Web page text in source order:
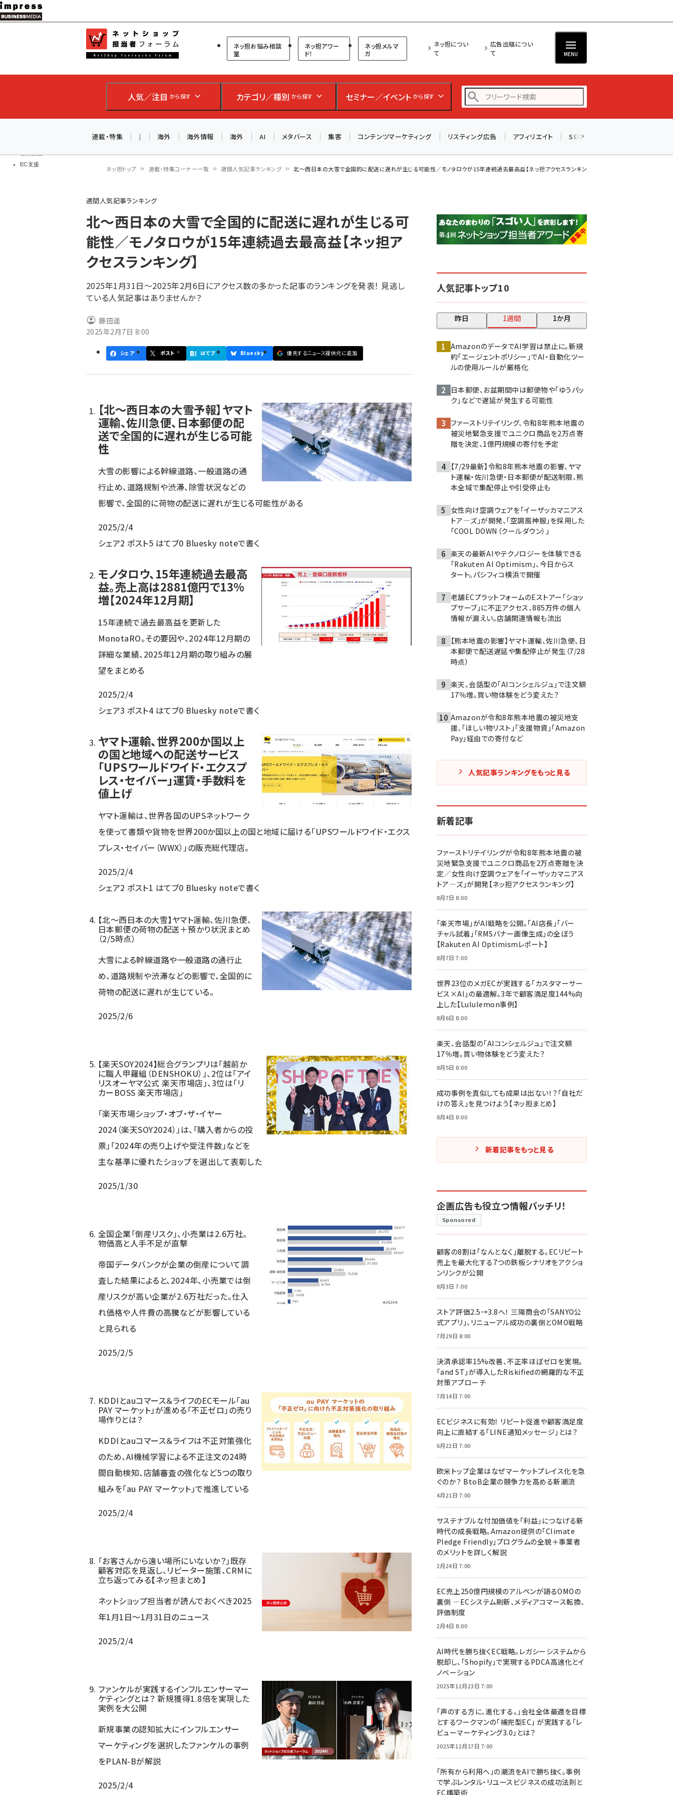
メ
イ
ン
ツ
移
教育講座
EC支援
ネットショップ担当者フォーラム
ネッ担お悩み相談
室
ネッ担アワー
ド！
ネッ担メルマ
ガ
ネッ担につい
て
広告出稿につい
て
MENU
人気／注目 から探す カテゴリ／種別 から探す セミナー／イベント から探す
yahoo (1906)
アスクル (1122)
base (1081)
連載・特集 | 海外 海外情報 海外 AI メタバース 集客 コンテンツマーケティング リスティング広告 アフィリエイト SEO
ン
く
ず
ネッ担トップ 連載・特集コーナー一覧 週間人気記事ランキング 北～西日本の大雪で全国的に配送に遅れが生じる可能性／モノタロウが15年連続過去最高益【ネッ担アクセスランキング】
週間人気記事ランキング
北～西日本の大雪で全国的に配送に遅れが生じる可
能性／モノタロウが15年連続過去最高益【ネッ担ア
クセスランキング】
2025年1月31日～2025年2月6日にアクセス数の多かった記事のランキングを発表！ 見逃し
ている人気記事はありませんか？
藤田遥
2025年2月7日 8:00
シェア ポスト はてブ Bluesky 優先するニュース提供元に追加
【北～西日本の大雪予報】ヤマト
運輸、佐川急便、日本郵便の配
送で全国的に遅れが生じる可能
性
大雪の影響による幹線道路、一般道路の通
行止め、道路規制や渋滞、除雪状況などの
影響で、全国的に荷物の配送に遅れが生じる可能性がある
2025/2/4
シェア2 ポスト5 はてブ0 Bluesky noteで書く
モノタロウ、15年連続過去最高
益。売上高は2881億円で13%
増【2024年12月期】
15年連続で過去最高益を更新した
MonotaRO。その要因や、2024年12月期の
詳細な業績、2025年12月期の取り組みの展
望をまとめる
2025/2/4
シェア3 ポスト4 はてブ0 Bluesky noteで書く
ヤマト運輸、世界200か国以上
の国と地域への配送サービス
「UPSワールドワイド・エクスプ
レス・セイバー」運賃・手数料を
値上げ
ヤマト運輸は、世界各国のUPSネットワーク
を使って書類や貨物を世界200か国以上の国と地域に届ける「UPSワールドワイド・エクス
プレス・セイバー（WWX）」の販売総代理店。
2025/2/4
シェア2 ポスト1 はてブ0 Bluesky noteで書く
【北～西日本の大雪】ヤマト運輸、佐川急便、
日本郵便の荷物の配送＋預かり状況まとめ
（2/5時点）
大雪による幹線道路や一般道路の通行止
め、道路規制や渋滞などの影響で、全国的に
荷物の配送に遅れが生じている。
2025/2/6
【楽天SOY2024】総合グランプリは「越前か
に職人甲羅組（DENSHOKU）」、2位は「アイ
リスオーヤマ公式 楽天市場店」、3位は「リ
カーBOSS 楽天市場店」
「楽天市場ショップ・オブ・ザ・イヤー
2024（楽天SOY2024）」は、「購入者からの投
票」「2024年の売り上げや受注件数」などを
主な基準に優れたショップを選出して表彰した
2025/1/30
全国企業「倒産リスク」、小売業は2.6万社。
物価高と人手不足が直撃
帝国データバンクが企業の倒産について調
査した結果によると、2024年、小売業では倒
産リスクが高い企業が2.6万社だった。仕入
れ価格や人件費の高騰などが影響している
と見られる
2025/2/5
KDDIとauコマース＆ライフのECモール「au
PAY マーケット」が進める「不正ゼロ」の売り
場作りとは？
KDDIとauコマース＆ライフは不正対策強化
のため、AI機械学習による不正注文の24時
間自動検知、店舗審査の強化など5つの取り
組みを「au PAY マーケット」で推進している
2025/2/4
「お客さんから遠い場所にいないか？」既存
顧客対応を見返し、リピーター施策、CRMに
立ち返ってみる【ネッ担まとめ】
ネットショップ担当者が読んでおくべき2025
年1月1日～1月31日のニュース
2025/2/4
ファンケルが実践するインフルエンサーマー
ケティングとは？ 新規獲得1.8倍を実現した
実例を大公開
新規事業の認知拡大にインフルエンサー
マーケティングを選択したファンケルの事例
をPLAN-Bが解説
2025/2/4
人気記事トップ10
昨日 1週間 1か月
AmazonのデータでAI学習は禁止に。新規
約「エージェントポリシー」でAI・自動化ツー
ルの使用ルールが厳格化
日本郵便、お盆期間中は郵便物や「ゆうパッ
ク」などで遅延が発生する可能性
ファーストリテイリング、令和8年熊本地震の
被災地緊急支援でユニクロ商品を2万点寄
贈を決定、1億円規模の寄付を予定
【7/29最新】令和8年熊本地震の影響、ヤマ
ト運輸・佐川急便・日本郵便が配送制限、熊
本全域で集配停止や引受停止も
女性向け空調ウェアを「イーザッカマニアス
トア―ズ」が開発、「空調風神服」を採用した
「COOL DOWN（クールダウン）」
楽天の最新AIやテクノロジーを体験できる
「Rakuten AI Optimism」、今日からス
タート。パシフィコ横浜で開催
老舗ECプラットフォームのEストアー「ショッ
プサーブ」に不正アクセス、885万件の個人
情報が漏えい。店舗関連情報も流出
【熊本地震の影響】ヤマト運輸、佐川急便、日
本郵便で配送遅延や集配停止が発生（7/28
時点）
楽天、会話型の「AIコンシェルジュ」で注文額
17％増。買い物体験をどう変えた？
Amazonが令和8年熊本地震の被災地支
援、「ほしい物リスト」「支援物資」「Amazon
Pay」経由での寄付など
人気記事ランキングをもっと見る
新着記事
ファーストリテイリングが令和8年熊本地震の被
災地緊急支援でユニクロ商品を2万点寄贈を決
定／女性向け空調ウェアを「イーザッカマニアス
トア―ズ」が開発【ネッ担アクセスランキング】
8月7日 8:00
「楽天市場」がAI戦略を公開。「AI店長」「バー
チャル試着」「RMSバナー画像生成」の全ぼう
【Rakuten AI Optimismレポート】
8月7日 7:00
世界23位のメガECが実践する「カスタマーサー
ビス×AI」の最適解。3年で顧客満足度144%向
上した【Lululemon事例】
8月6日 8:00
楽天、会話型の「AIコンシェルジュ」で注文額
17％増。買い物体験をどう変えた？
8月5日 8:00
成功事例を真似しても成果は出ない！？「自社だ
けの答え」を見つけよう【ネッ担まとめ】
8月4日 8:00
新着記事をもっと見る
企画広告も役立つ情報バッチリ！
Sponsored
顧客の8割は「なんとなく」離脱する。ECリピート
売上を最大化する7つの鉄板シナリオをアクショ
ンリンクが公開
8月3日 7:00
ストア評価2.5→3.8へ！ 三陽商会の「SANYO公
式アプリ」、リニューアル成功の裏側とOMO戦略
7月29日 8:00
決済承認率15%改善、不正率ほぼゼロを実現。
「and ST」が導入したRiskifiedの網羅的な不正
対策アプローチ
7月14日 7:00
ECビジネスに有効！ リピート促進や顧客満足度
向上に直結する「LINE通知メッセージ」とは？
6月22日 7:00
欧米トップ企業はなぜマーケットプレイス化を急
ぐのか？ BtoB企業の競争力を高める新潮流
4月21日 7:00
サステナブルな付加価値を「利益」につなげる新
時代の成長戦略。Amazon提供の「Climate
Pledge Friendly」プログラムの全貌＋事業者
のメリットを詳しく解説
2月24日 7:00
EC売上250億円規模のアルペンが語るOMOの
裏側 ―ECシステム刷新、メディアコマース転換、
評価制度
2月4日 8:00
AI時代を勝ち抜くEC戦略。レガシーシステムから
脱却し、「Shopify」で実現するPDCA高速化とイ
ノベーション
2025年12月23日 7:00
「声のする方に、進化する。」会社全体最適を目標
とするワークマンの「補完型EC」 が実践する「レ
ビューマーケティング3.0」とは？
2025年12月17日 7:00
「所有から利用へ」の潮流をAIで勝ち抜く。事例
で学ぶレンタル・リユースビジネスの成功法則と
EC構築術
AIが買い物を代行する時代に打つべき「次の一手」とは？
アルペン、オイシックス、元UA責任者が登壇のリアルECセ
ミナー（8/26＠東京）【交流会も実施】
参加登録はこちら↑